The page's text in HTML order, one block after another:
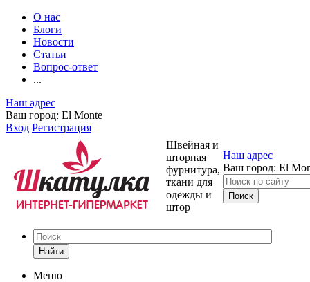
О нас
Блоги
Новости
Статьи
Вопрос-ответ
...
Наш адрес
Ваш город: El Monte
Вход Регистрация
Швейная и
шторная
фурнитура,
ткани для
одежды и
штор
Наш адрес
Ваш город: El
Найти
Меню